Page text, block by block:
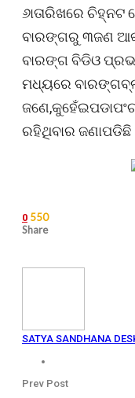
୬ାତାରିଖରେ
ବାରଙ୍ଗରୁ ୩ଜଣ
ବାରଙ୍ଗ ବିଡିଓ
ମଧ୍ୟରେ
ରହିଥିବାର ଜଣାପଡିଛି
0 550
Share
SATYA SANDHANA
Prev Post